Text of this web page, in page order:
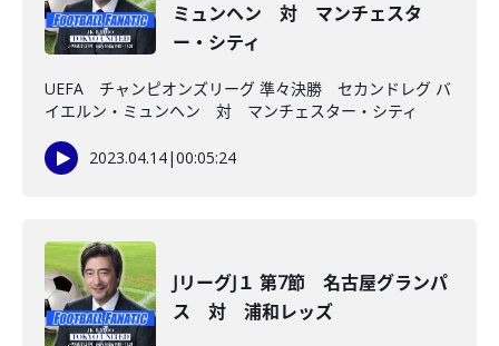
ミュンヘン 対 マンチェスタ
ー・シティ
UEFA チャンピオンズリーグ 準々決勝 セカンドレグ バ
イエルン・ミュンヘン 対 マンチェスター・シティ
2023.04.14|00:05:24
JリーグJ１ 第7節 名古屋グランパ
ス 対 浦和レッズ